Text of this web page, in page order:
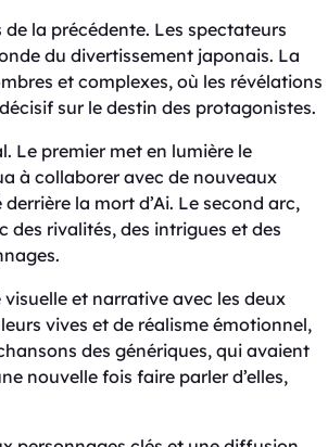
la précédente. Les spectateurs
du divertissement japonais. La
et complexes, où les révélations
sur le destin des protagonistes.
Le premier met en lumière le
à collaborer avec de nouveaux
la mort d’Ai. Le second arc,
des rivalités, des intrigues et des
et narrative avec les deux
vives et de réalisme émotionnel,
des génériques, qui avaient
nouvelle fois faire parler d’elles,